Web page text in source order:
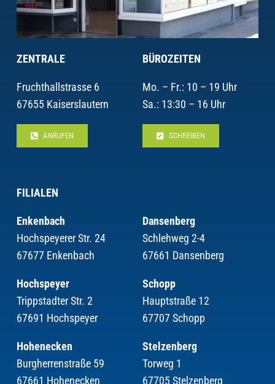
ZENTRALE
Fruchthallstrasse 6
67655 Kaiserslautern
ANRUFEN
BÜROZEITEN
Mo. – Fr.: 10 – 19 Uhr
Sa.: 13:30 – 16 Uhr
SCHREIBEN
FILIALEN
Enkenbach
Hochspeyerer Str. 24
67677 Enkenbach
Hochspeyer
Trippstadter Str. 2
67691 Hochspeyer
Hohenecken
Burgherrenstraße 59
67661 Hohenecken
Dansenberg
Schlehweg 2-4
67661 Dansenberg
Schopp
Hauptstraße 12
67707 Schopp
Stelzenberg
Torweg 1
67705 Stelzenberg